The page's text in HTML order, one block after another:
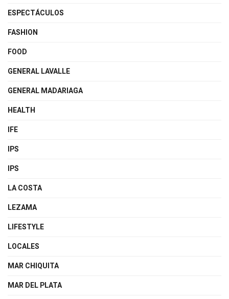
ESPECTÁCULOS
FASHION
FOOD
GENERAL LAVALLE
GENERAL MADARIAGA
HEALTH
IFE
IPS
IPS
LA COSTA
LEZAMA
LIFESTYLE
LOCALES
MAR CHIQUITA
MAR DEL PLATA